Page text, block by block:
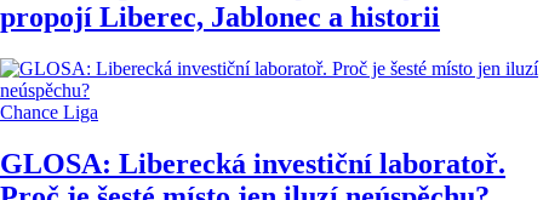
propojí Liberec, Jablonec a historii
Chance Liga
GLOSA: Liberecká investiční laboratoř.